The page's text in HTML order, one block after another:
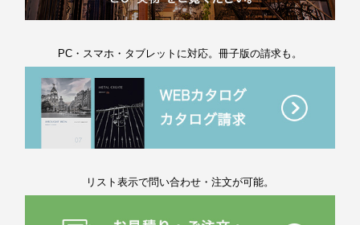
PC・スマホ・タブレットに対応。冊子版の請求も。
リスト表示で問い合わせ・注文が可能。